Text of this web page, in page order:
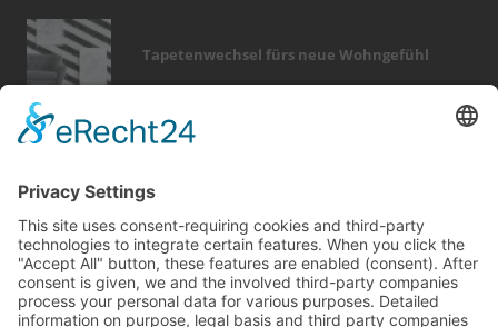
Tapetenwechsel fürs neue Wohngefühl
heizung fenster hausbau modernisieren
holz
badezimmer
zaun finanzierung
sicherheit
smart home
elektro immobilien sanieren